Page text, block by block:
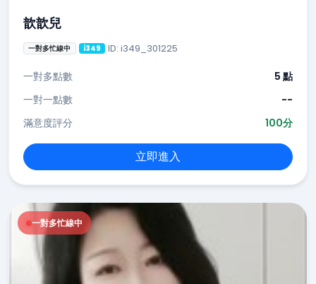
歆歆兒
一對多忙線中 i349 ID: i349_301225
一對多點數
5 點
一對一點數
--
滿意度評分
100分
立即進入
一對多忙線中